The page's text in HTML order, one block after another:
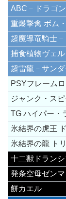
ABC－ドラゴ
重爆撃禽 ボム
超魔導竜騎士
捕食植物ヴェ
超雷龍－サン
PSYフレーム
ジャンク・ス
TG ハイパー・
氷結界の虎王
氷結界の龍 ト
十二獣ドランシ
発条空母ゼンマ
餅カエル